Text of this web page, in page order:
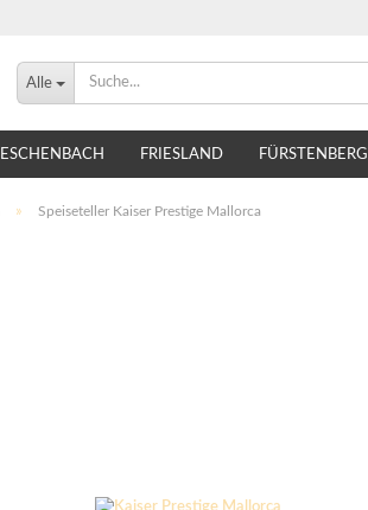
Alle
ESCHENBACH FRIESLAND FÜRSTENBERG
TIRSCHENREUTH
» Speiseteller Kaiser Prestige Mallorca